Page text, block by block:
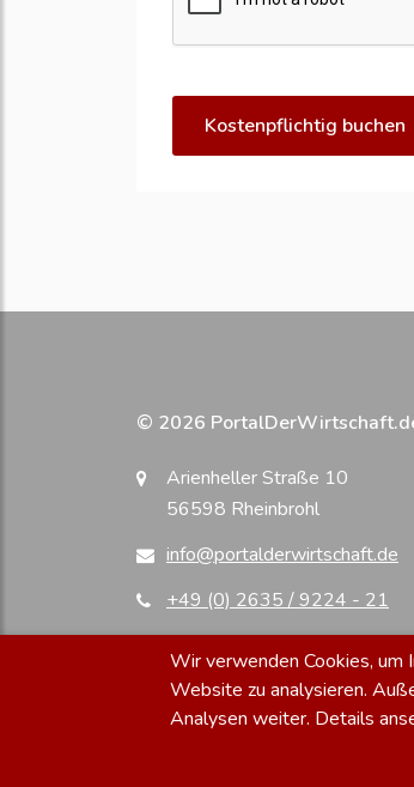
Kostenpflichtig buchen
© 2026
Arienheller Straße 10
56598 Rheinbrohl
info@portalderwirtschaft.de
+49 (0) 2635 / 9224 - 21
Wir verwenden Cookies, um
Website zu analysieren.
Analysen weiter. Details